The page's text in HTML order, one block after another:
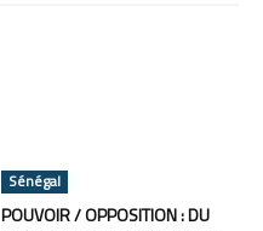
Sénégal
POUVOIR / OPPOSITION : DU